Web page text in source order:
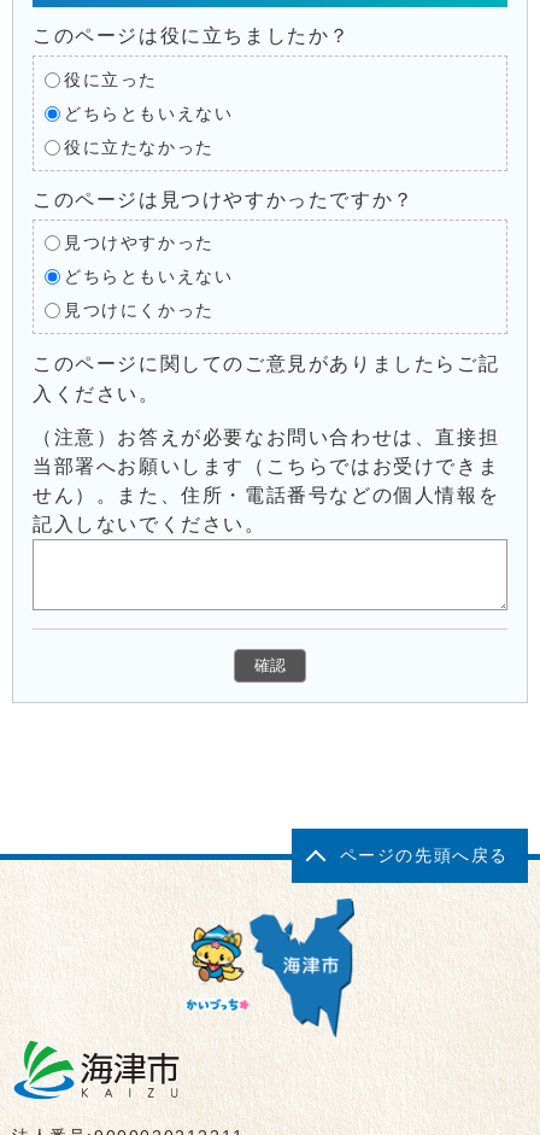
このページは役に立ちましたか？
役に立った
どちらともいえない
役に立たなかった
このページは見つけやすかったですか？
見つけやすかった
どちらともいえない
見つけにくかった
このページに関してのご意見がありましたらご記
入ください。
（注意）お答えが必要なお問い合わせは、直接担
当部署へお願いします（こちらではお受けできま
せん）。また、住所・電話番号などの個人情報を
記入しないでください。
ページの先頭へ戻る